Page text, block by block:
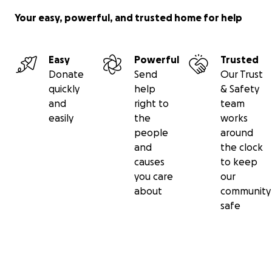
Your easy, powerful, and trusted home for help
Easy
Donate
quickly
and
easily
Powerful
Send
help
right to
the
people
and
causes
you care
about
Trusted
Our Trust
& Safety
team
works
around
the clock
to keep
our
community
safe